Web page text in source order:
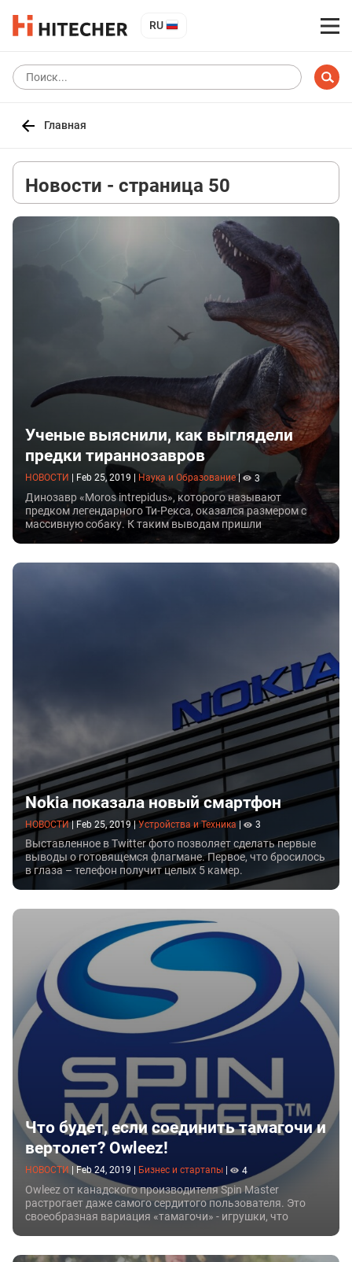
RU
Главная
Новости - страница 50
Ученые выяснили, как выглядели
предки тираннозавров
НОВОСТИ Feb 25, 2019 Наука и Образование | 3
Динозавр «Moros intrepidus», которого называют
предком легендарного Ти-Рекса, оказался размером с
массивную собаку. К таким выводам пришли
палеонтологи после раскопок в Юте.
Nokia показала новый смартфон
НОВОСТИ | Feb 25, 2019 | Устройства и Техника 3
Выставленное в Twitter фото позволяет сделать первые
выводы о готовящемся флагмане. Первое, что бросилось
в глаза – телефон получит целых 5 камер.
Что будет, если соединить тамагочи и
вертолет? Owleez!
НОВОСТИ Feb 24, 2019 Бизнес и стартапы 4
Owleez от канадского производителя Spin Master
растрогает даже самого сердитого пользователя. Это
своеобразная вариация «тамагочи» - игрушки, что